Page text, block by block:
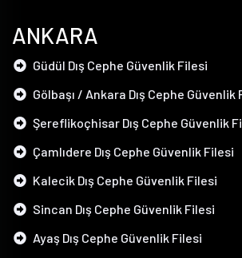
ANKARA
Güdül Dış Cephe Güvenlik Filesi
Gölbaşı / Ankara Dış Cephe Güvenlik
Şereflikoçhisar Dış Cephe Güvenlik
Çamlıdere Dış Cephe Güvenlik Filesi
Kalecik Dış Cephe Güvenlik Filesi
Sincan Dış Cephe Güvenlik Filesi
Ayaş Dış Cephe Güvenlik Filesi